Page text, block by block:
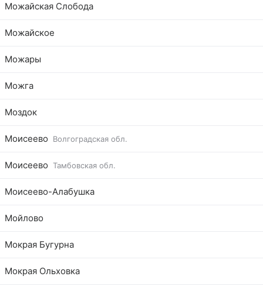
Можайская Слобода
Можайское
Можары
Можга
Моздок
Моисеево Волгоградская обл.
Моисеево Тамбовская обл.
Моисеево-Алабушка
Мойлово
Мокрая Бугурна
Мокрая Ольховка